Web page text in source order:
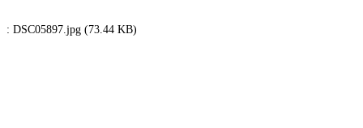
: DSC05897.jpg (73.44 KB)